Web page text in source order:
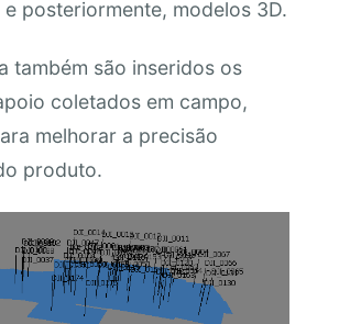
posteriormente, modelos 3D.
também são inseridos os
coletados em campo,
melhorar a precisão
produto.